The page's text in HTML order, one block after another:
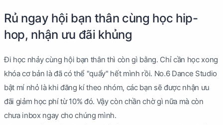
Rủ ngay hội bạn thân cùng học hip-
hop, nhận ưu đãi khủng
Đi học nhảy cùng hội bạn thân thì còn gì bằng. Chỉ cần học xong
khóa cơ bản là đã có thể "quẩy" hết mình rồi. No.6 Dance Studio
bật mí nhỏ là khi đăng kí theo nhóm, các bạn sẽ được nhận ưu
đãi giảm học phí từ 10% đó. Vậy còn chần chờ gì nữa mà còn
chưa inbox ngay cho chúng mình.